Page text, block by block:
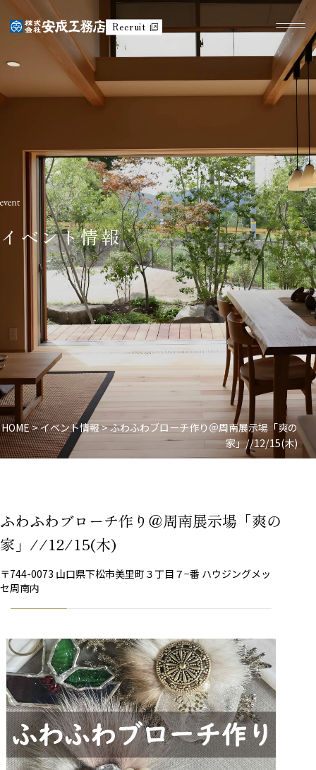
Recruit
イベント情報
HOME>イベント情報>ふわふわブローチ作り＠周南展示場「爽の
家」//12/15(木)
ふわふわブローチ作り＠周南展示場「爽の
家」//12/15(木)
〒744-0073 山口県下松市美里町３丁目７−番 ハウジングメッ
セ周南内